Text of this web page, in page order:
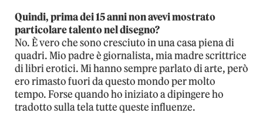
Quindi, prima dei 15 anni non avevi mostrato
particolare talento nel disegno?
No. È vero che sono cresciuto in una casa piena di
quadri. Mio padre è giornalista, mia madre scrittrice
di libri erotici. Mi hanno sempre parlato di arte, però
ero rimasto fuori da questo mondo per molto
tempo. Forse quando ho iniziato a dipingere ho
tradotto sulla tela tutte queste influenze.